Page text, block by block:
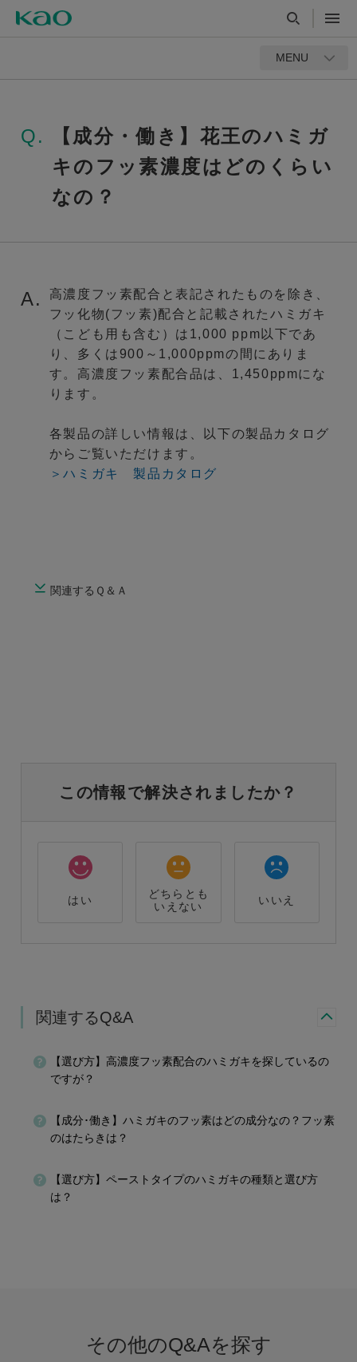
MENU
Q.
【成分・働き】花王のハミガ
キのフッ素濃度はどのくらい
なの？
A.
高濃度フッ素配合と表記されたものを除き、
フッ化物(フッ素)配合と記載されたハミガキ
（こども用も含む）は1,000 ppm以下であ
り、多くは900～1,000ppmの間にありま
す。高濃度フッ素配合品は、1,450ppmにな
ります。
各製品の詳しい情報は、以下の製品カタログ
からご覧いただけます。
＞ハミガキ 製品カタログ
関連するＱ＆Ａ
この情報で解決されましたか？
はい
どちらとも
いえない
いいえ
関連するQ&A
【選び方】高濃度フッ素配合のハミガキを探しているの
ですが？
【成分･働き】ハミガキのフッ素はどの成分なの？フッ素
のはたらきは？
【選び方】ペーストタイプのハミガキの種類と選び方
は？
その他のQ&Aを探す